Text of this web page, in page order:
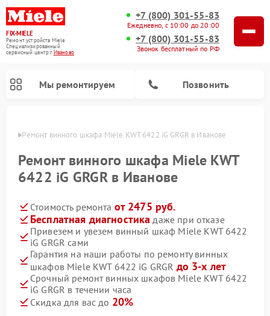
FIX-MIELE
Ремонт устройств Miele
Специализированный
cервисный центр г.Иваново
+7 (800) 301-55-83
Ежедневно, с 10:00 до 20:00
+7 (800) 301-55-83
Звонок бесплатный по РФ
Мы ремонтируем Позвонить
Ремонт винного шкафа Miele KWT 6422 iG GRGR в Иванове
Ремонт винного шкафа Miele KWT
6422 iG GRGR в Иванове
Стоимость ремонта от 2475 руб.
Бесплатная диагностика даже при отказе
Привезем и увезем винный шкаф Miele KWT 6422
iG GRGR сами
Гарантия на наши работы по ремонту винных
шкафов Miele KWT 6422 iG GRGR до 3-х лет
Срочный ремонт винных шкафов Miele KWT 6422
iG GRGR в течении часа
Скидка для вас до 20%